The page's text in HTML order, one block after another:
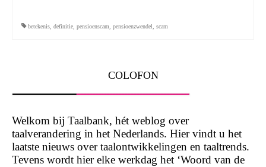
betekenis definitie pensioenscam pensioenzwendel scam
COLOFON
Welkom bij Taalbank, hét weblog over
taalverandering in het Nederlands. Hier vindt u het
laatste nieuws over taalontwikkelingen en taaltrends.
Tevens wordt hier elke werkdag het ‘Woord van de